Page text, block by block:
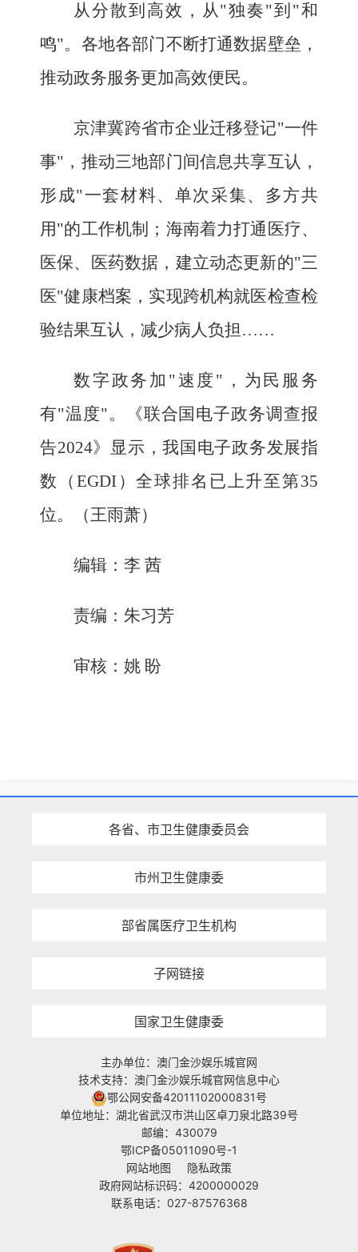
从分散到高效，从"独奏"到"和
鸣"。各地各部门不断打通数据壁垒，
推动政务服务更加高效便民。
京津冀跨省市企业迁移登记"一件
事"，推动三地部门间信息共享互认，
形成"一套材料、单次采集、多方共
用"的工作机制；海南着力打通医疗、
医保、医药数据，建立动态更新的"三
医"健康档案，实现跨机构就医检查检
验结果互认，减少病人负担……
数字政务加"速度"，为民服务
有"温度"。《联合国电子政务调查报
告2024》显示，我国电子政务发展指
数（EGDI）全球排名已上升至第35
位。
（王雨萧）
编辑：李 茜
责编：朱习芳
审核：姚 盼
各省、市卫生健康委员会
市州卫生健康委
部省属医疗卫生机构
子网链接
国家卫生健康委
主办单位：澳门金沙娱乐城官网
技术支持：澳门金沙娱乐城官网信息中心
鄂公网安备42011102000831号
单位地址：湖北省武汉市洪山区卓刀泉北路39号
邮编：430079
鄂ICP备05011090号-1
网站地图
隐私政策
政府网站标识码：4200000029
联系电话：027-87576368